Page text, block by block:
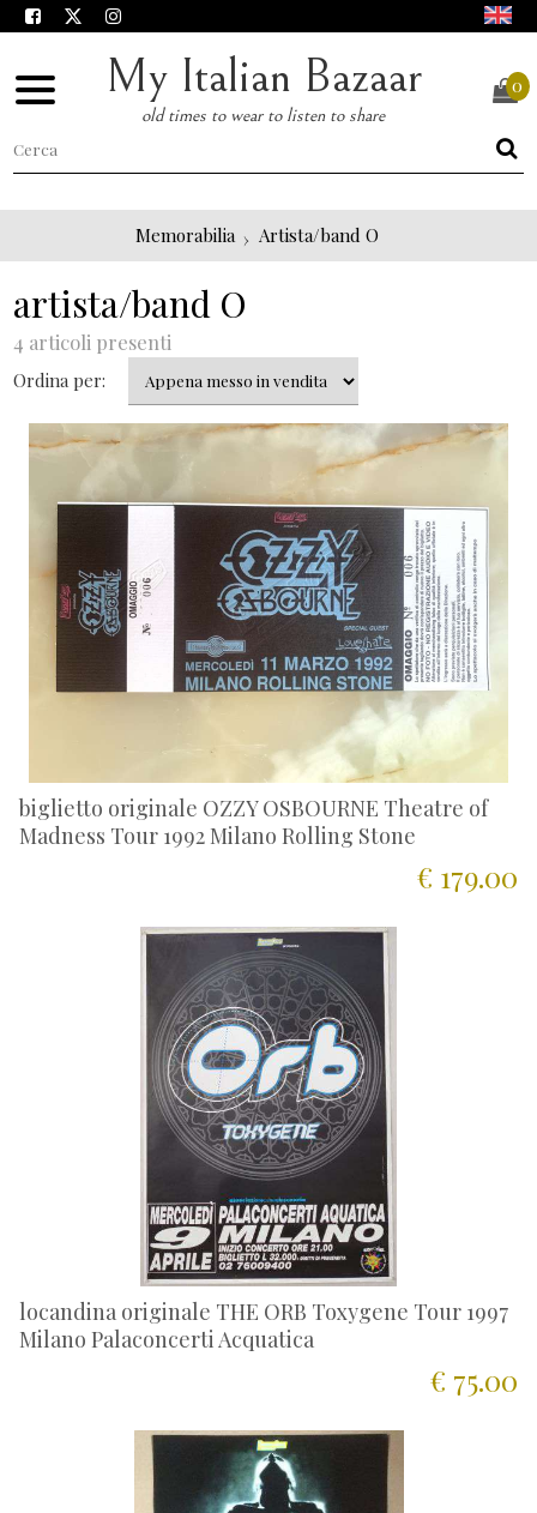
My Italian Bazaar
old times to wear to listen to share
0
Memorabilia Artista/band O
artista/band O
4 articoli presenti
Ordina per:
biglietto originale OZZY OSBOURNE Theatre of
Madness Tour 1992 Milano Rolling Stone
€ 179.00
locandina originale THE ORB Toxygene Tour 1997
Milano Palaconcerti Acquatica
€ 75.00